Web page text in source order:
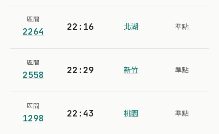
區間
2264 22:16 北湖 準點
區間
2558 22:29 新竹 準點
區間
1298 22:43 桃園 準點